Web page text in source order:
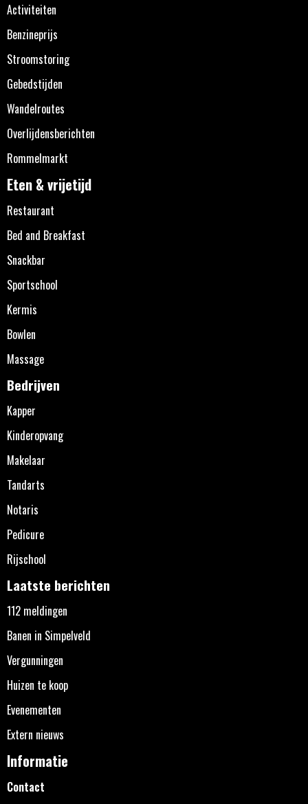
Activiteiten
Benzineprijs
Stroomstoring
Gebedstijden
Wandelroutes
Overlijdensberichten
Rommelmarkt
Eten & vrijetijd
Restaurant
Bed and Breakfast
Snackbar
Sportschool
Kermis
Bowlen
Massage
Bedrijven
Kapper
Kinderopvang
Makelaar
Tandarts
Notaris
Pedicure
Rijschool
Laatste berichten
112 meldingen
Banen in Simpelveld
Vergunningen
Huizen te koop
Evenementen
Extern nieuws
Informatie
Contact